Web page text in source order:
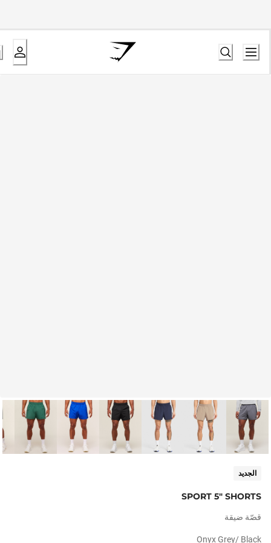
الجديد
SPORT 5" SHORTS
قصّة ضيقة
Onyx Grey/ Black